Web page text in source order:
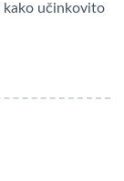
kako učinkovito